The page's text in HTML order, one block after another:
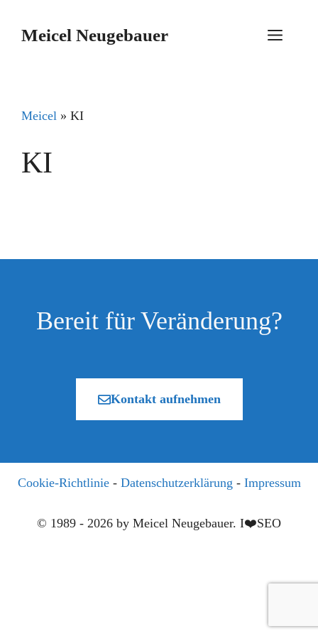
InhaltMeicel Neugebauer Menü
Meicel » KI
KI
Bereit für Veränderung?
Kontakt aufnehmen
Cookie-Richtlinie- Datenschutzerklärung - Impressum
© 1989 - 2026 by Meicel Neugebauer. I❤️SEO